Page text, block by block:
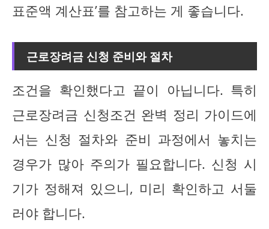
표준액 계산표’를 참고하는 게 좋습니다.
근로장려금 신청 준비와 절차
조건을 확인했다고 끝이 아닙니다. 특히
근로장려금 신청조건 완벽 정리 가이드에
서는 신청 절차와 준비 과정에서 놓치는
경우가 많아 주의가 필요합니다. 신청 시
기가 정해져 있으니, 미리 확인하고 서둘
러야 합니다.